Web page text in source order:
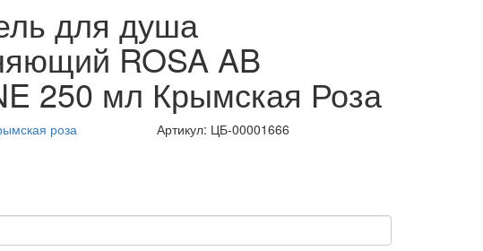
для душа
ROSA AB
250 мл Крымская Роза
роза Артикул: ЦБ-00001666